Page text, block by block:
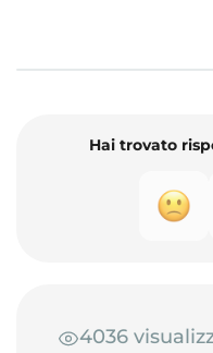
Hai trovato
4036